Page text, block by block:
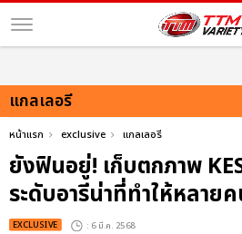
แกลเลอรี
หน้าแรก exclusive แกลเลอรี
ยังฟินอยู่! เก็บตกภาพ
ระดับอารีน่าที่ทำให้หลาย
EXCLUSIVE : 6 มี.ค. 2568